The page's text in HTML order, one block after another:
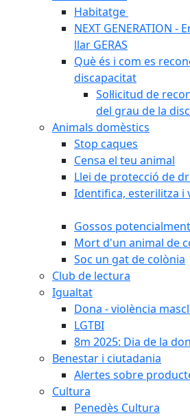
Habitatge
NEXT GENERATION -
llar GERAS
Què és i com es
discapacitat
Sol·licitud de
del grau de la
Animals domèstics
Stop caques
Censa el teu animal
Llei de protecció de
Identifica, esterilitza i
Gossos
Mort d'un animal de
Soc un gat de colònia
Club de lectura
Igualtat
Dona - violència
LGTBI
8m 2025: Dia de la
Benestar i ciutadania
Alertes sobre
Cultura
Penedès Cultura